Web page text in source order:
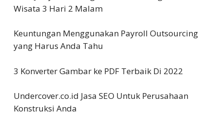
Wisata 3 Hari 2 Malam
Keuntungan Menggunakan Payroll Outsourcing
yang Harus Anda Tahu
3 Konverter Gambar ke PDF Terbaik Di 2022
Undercover.co.id Jasa SEO Untuk Perusahaan
Konstruksi Anda